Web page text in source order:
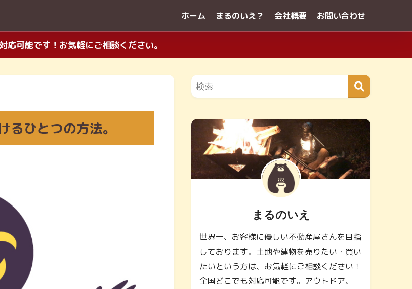
ホーム まるのいえ？ 会社概要 お問い合わせ
応可能です！お気軽にご相談ください。
ひとつの方法。
まるのいえ
世界一、お客様に優しい不動産屋さんを目指
しております。土地や建物を売りたい・買い
たいという方は、お気軽にご相談ください！
全国どこでも対応可能です。アウトドア、